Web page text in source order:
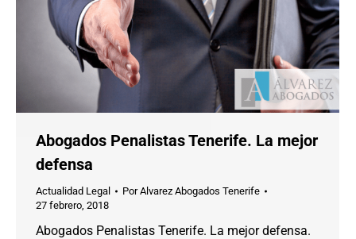
Abogados Penalistas Tenerife. La mejor
defensa
Actualidad Legal PorAlvarez Abogados Tenerife
27 febrero, 2018
Abogados Penalistas Tenerife. La mejor defensa.